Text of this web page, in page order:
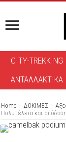
CITY-TREKKING
ΑΝΤΑΛΛΑΚΤΙΚΑ
Home | ΔΟΚΙΜΕΣ |
Πολυτέλεια και απόδοση